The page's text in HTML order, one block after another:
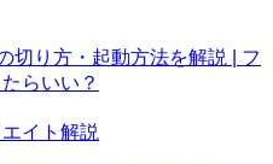
切り方・起動方法を解説 | フ
らいい？